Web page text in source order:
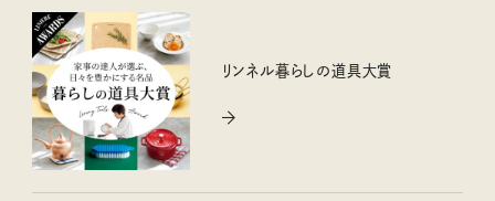
リンネル暮らしの道具大賞